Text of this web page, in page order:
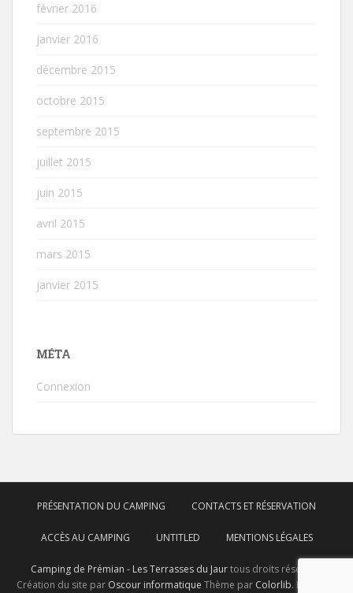
février 2016
janvier 2016
décembre 2015
octobre 2015
septembre 2015
juillet 2015
juin 2015
avril 2015
mars 2015
janvier 2015
MÉTA
Connexion
PRÉSENTATION DU CAMPING CONTACTS ET RÉSERVATION
ACCÈS AU CAMPING UNTITLED MENTIONS LÉGALES
Camping de Prémian - Les Terrasses du Jaurtous droits réservés.
Création du site par Oscour informatique Thème par Colorlib. Propulsé